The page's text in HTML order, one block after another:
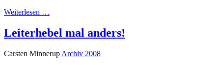
Weiterlesen …
Leiterhebel mal anders!
Carsten Minnerup Archiv 2008